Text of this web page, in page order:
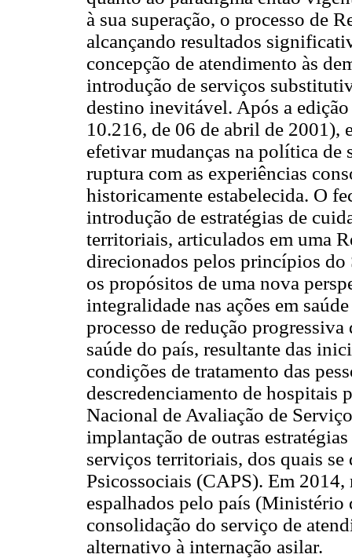
à sua superação, o processo de
alcançando resultados
concepção de atendimento às
introdução de serviços
destino inevitável. Após a
10.216, de 06 de abril de 2001),
efetivar mudanças na política de
ruptura com as experiências
historicamente estabelecida. O
introdução de estratégias de
territoriais, articulados em uma
direcionados pelos princípios do
os propósitos de uma nova
integralidade nas ações em
processo de redução
saúde do país, resultante das
condições de tratamento das
descredenciamento de hospitais
Nacional de Avaliação de
implantação de outras
serviços territoriais, dos quais se
Psicossociais (CAPS). Em
espalhados pelo país (Ministério
consolidação do serviço de
alternativo à internação asilar.